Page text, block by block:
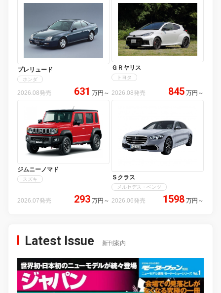
プレリュード
ホンダ
2026.08発売 631 万円 ～
ＧＲヤリス
トヨタ
2026.08発売 845 万円 ～
ジムニーノマド
スズキ
2026.07発売 293 万円 ～
Ｓクラス
メルセデス・ベンツ
2026.06発売 1598 万円 ～
Latest Issue 新刊案内